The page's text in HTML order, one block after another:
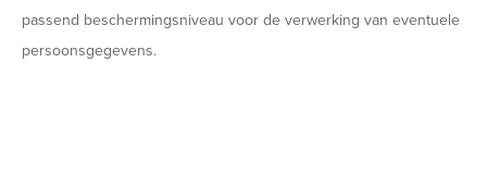
passend beschermingsniveau voor de verwerking van eventuele
persoonsgegevens.